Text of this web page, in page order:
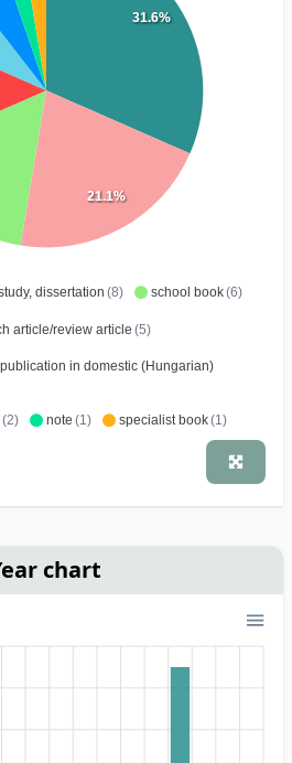
dissertation (8) school book(6)
article/review article (5)
in domestic (Hungarian)
(2) note (1) specialist book(1)
31.6%
21.1%
chart